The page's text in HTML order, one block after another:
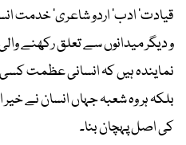
قیادت‘ ادب‘ اردو شاعری‘ خدمت
و دیگر میدانوں سے تعلق رکھنے
نمایندہ ہیں کہ انسانی عظمت
بلکہ ہر وہ شعبہ جہاں انسان نے
کی اصل پہچان بنا۔